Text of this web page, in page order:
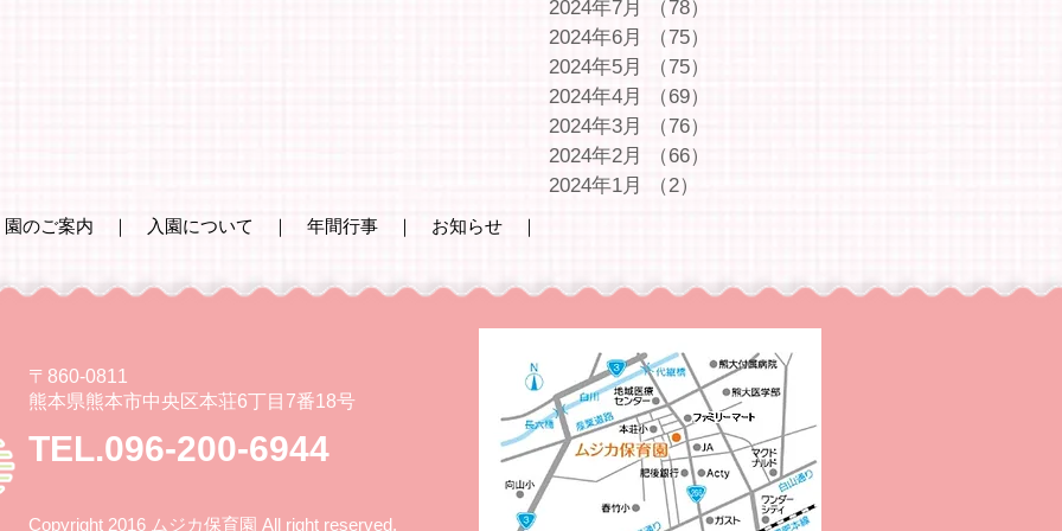
2024年7月 （78）
2024年6月
（75）
2024年5月
（75）
2024年4月
（69）
2024年3月
（76）
2024年2月
（66）
2024年1月
（2）
園のご案内 ｜ 入園について ｜ 年間行事 ｜ お知らせ ｜
〒860-0811
熊本県熊本市中央区本荘6丁目7番18号
TEL.096-200-6944
Copyright 2016 ムジカ保育園 All right reserved.